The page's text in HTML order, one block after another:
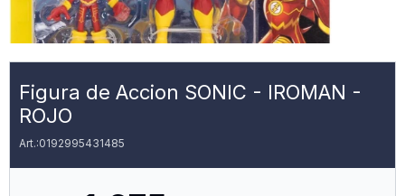
Figura de Accion SONIC - IROMAN -
ROJO
0192995431485